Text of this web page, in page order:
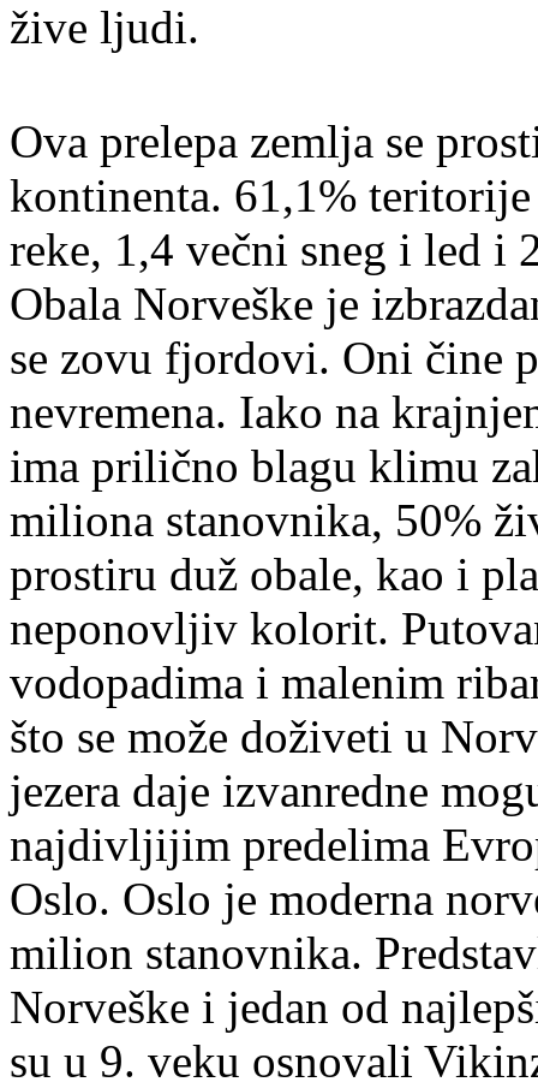
žive ljudi.
Ova prelepa zemlja se
kontinenta. 61,1%
reke, 1,4 večni sneg i led i
Obala Norveške je
se zovu fjordovi. Oni čine
nevremena. Iako na
ima prilično blagu klimu
miliona stanovnika, 50%
prostiru duž obale, kao i
neponovljiv kolorit.
vodopadima i malenim
što se može doživeti u
jezera daje izvanredne
najdivljijim predelima
Oslo. Oslo je moderna
milion stanovnika.
Norveške i jedan od
su u 9. veku osnovali